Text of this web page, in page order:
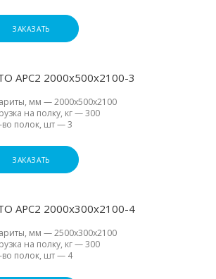
ЗАКАЗАТЬ
АРС2 2000х500х2100-3
мм —2000х500х2100
на полку, кг—300
во полок, шт—3
ЗАКАЗАТЬ
АРС2 2000х300х2100-4
мм —2500х300х2100
на полку, кг—300
во полок, шт— 4